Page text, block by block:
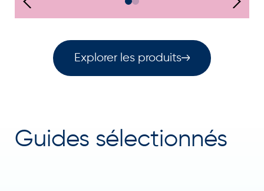
Explorer les produits
Guides sélectionnés